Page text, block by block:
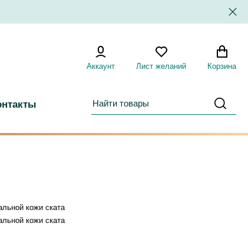
Аккаунт Лист желаний Корзина